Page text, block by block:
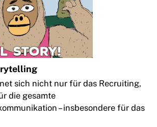
sich nicht nur für das Recruiting,
die gesamte
– insbesondere für das